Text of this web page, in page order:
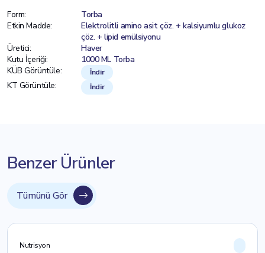
Form:
Torba
Etkin Madde:
Elektrolitli amino asit çöz. + kalsiyumlu glukoz
çöz. + lipid emülsiyonu
Üretici:
Haver
Kutu İçeriği:
1000 ML Torba
KÜB Görüntüle:
İndir
KT Görüntüle: İndir
Benzer Ürünler
Tümünü Gör
Nutrisyon